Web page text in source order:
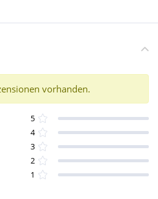
vorhanden.
5
4
3
2
1